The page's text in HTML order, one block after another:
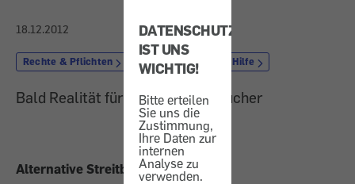
DATENSCHUTZ
IST UNS
WICHTIG!
Bitte erteilen
Sie uns die
Zustimmung,
Ihre Daten zur
internen
Analyse zu
verwenden.
18.12.2012
Rechte & Pflichten Außergerichtliche Hilfe
Bald Realität für Europas Verbraucher
Alternative Streitbeilegung AS